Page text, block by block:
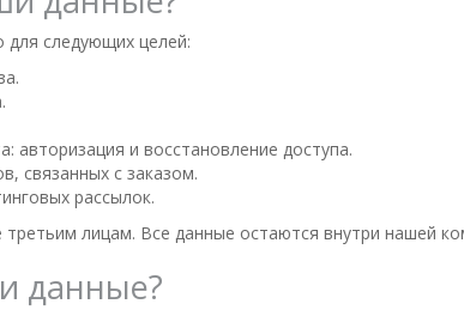
следующих целей:
авторизация и восстановление доступа.
связанных с заказом.
рассылок.
лицам. Все данные остаются внутри нашей
данные?